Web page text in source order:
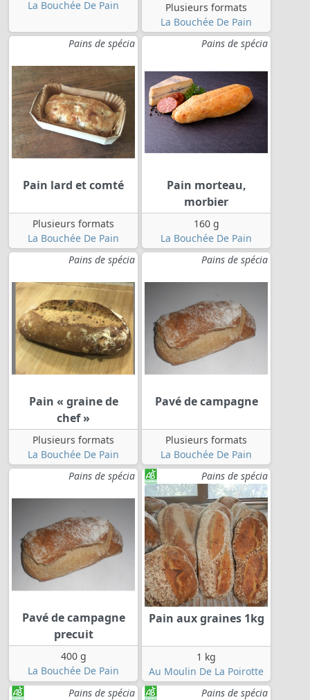
La Bouchée De Pain
Plusieurs formats
La Bouchée De Pain
Pains de spécia
Pain lard et comté
Plusieurs formats
La Bouchée De Pain
Pains de spécia
Pain morteau,
morbier
160 g
La Bouchée De Pain
Pains de spécia
Pain « graine de
chef »
Plusieurs formats
La Bouchée De Pain
Pains de spécia
Pavé de campagne
Plusieurs formats
La Bouchée De Pain
Pains de spécia
Pavé de campagne
precuit
400 g
La Bouchée De Pain
Pains de spécia
Pain aux graines 1kg
1 kg
Au Moulin De La Poirotte
Pains de spécia
Pains de spécia